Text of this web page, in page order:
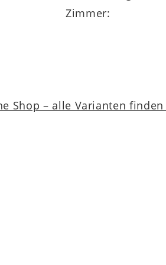
Zimmer:
Shop – alle Varianten